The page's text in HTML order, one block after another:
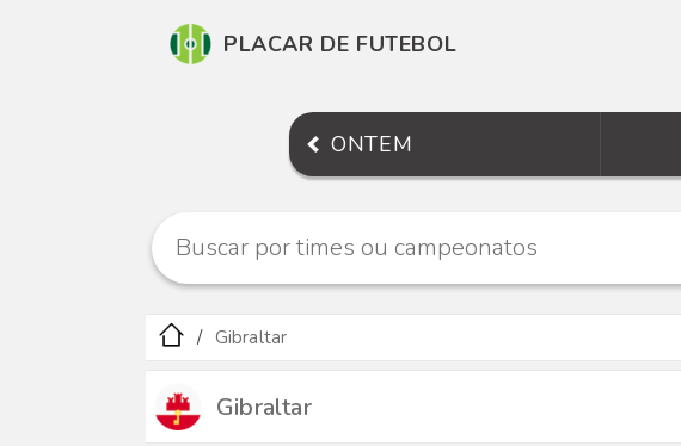
PLACAR DE FUTEBOL
ONTEM
Gibraltar
Gibraltar